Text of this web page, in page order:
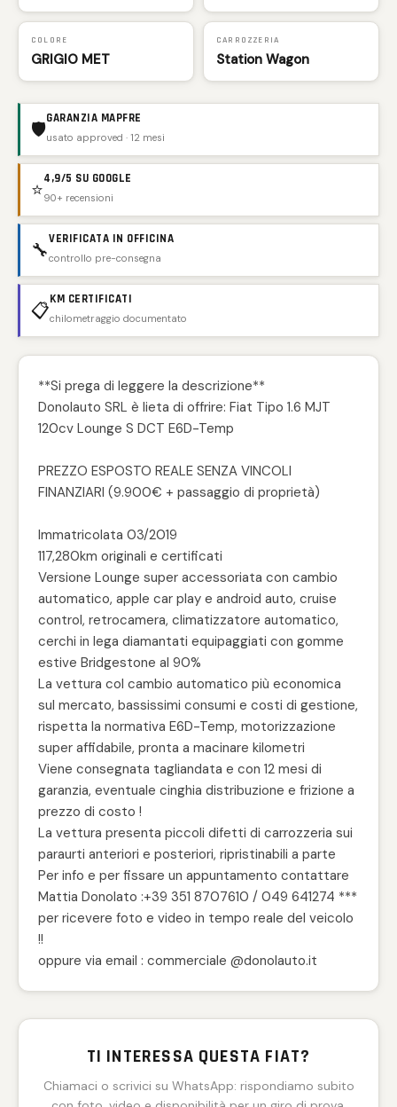
COLORE
GRIGIO MET
CARROZZERIA
Station Wagon
🛡️GARANZIA MAPFRE
usato approved · 12 mesi
⭐4,9/5 SU GOOGLE
90+ recensioni
🔧VERIFICATA IN OFFICINA
controllo pre-consegna
📋KM CERTIFICATI
chilometraggio documentato
**Si prega di leggere la descrizione**
Donolauto SRL è lieta di offrire: Fiat Tipo 1.6 MJT
120cv Lounge S DCT E6D-Temp
PREZZO ESPOSTO REALE SENZA VINCOLI
FINANZIARI (9.900€ + passaggio di proprietà)
Immatricolata 03/2019
117,280km originali e certificati
Versione Lounge super accessoriata con cambio
automatico, apple car play e android auto, cruise
control, retrocamera, climatizzatore automatico,
cerchi in lega diamantati equipaggiati con gomme
estive Bridgestone al 90%
La vettura col cambio automatico più economica
sul mercato, bassissimi consumi e costi di gestione,
rispetta la normativa E6D-Temp, motorizzazione
super affidabile, pronta a macinare kilometri
Viene consegnata tagliandata e con 12 mesi di
garanzia, eventuale cinghia distribuzione e frizione a
prezzo di costo !
La vettura presenta piccoli difetti di carrozzeria sui
paraurti anteriori e posteriori, ripristinabili a parte
Per info e per fissare un appuntamento contattare
Mattia Donolato :+39 351 8707610 / 049 641274 ***
per ricevere foto e video in tempo reale del veicolo
!!
oppure via email : commerciale @donolauto.it
TI INTERESSA QUESTA FIAT?
Chiamaci o scrivici su WhatsApp: rispondiamo subito